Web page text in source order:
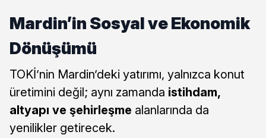
Mardin’in Sosyal ve Ekonomik
Dönüşümü
TOKİ’nin Mardin’deki yatırımı, yalnızca konut
üretimini değil; aynı zamanda istihdam,
altyapı ve şehirleşme alanlarında da
yenilikler getirecek.